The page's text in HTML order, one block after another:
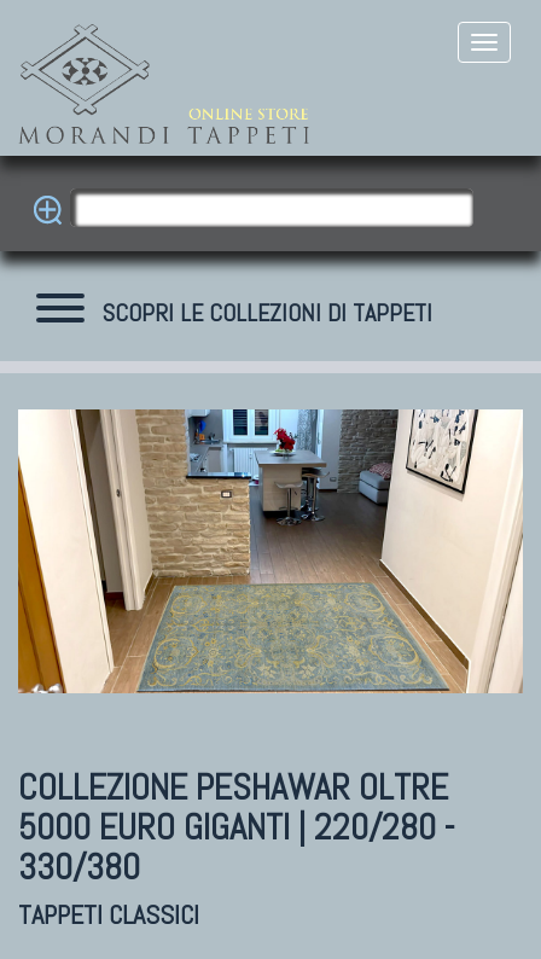
SCOPRI LE COLLEZIONI DI TAPPETI
TAPPETI MODERNI
Tibet Contemporanei
Himalayan
Bhadohi Moderni
Tappeti Moderni Collezione Morandi
COLLEZIONE PESHAWAR OLTRE
5000 EURO GIGANTI | 220/280 -
330/380
TAPPETI CLASSICI